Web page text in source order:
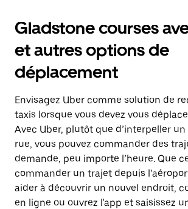
Gladstone courses
et autres options de
déplacement
Envisagez Uber comme solution de
taxis lorsque vous devez vous
Avec Uber, plutôt que d’interpeller
rue, vous pouvez commander des
demande, peu importe l’heure. Que
commander un trajet depuis
aider à découvrir un nouvel endroit,
en ligne ou ouvrez l'app et saisissez